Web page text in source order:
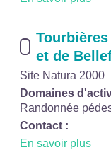
et de
Site Natura 2000
Domaines
Randonnée
Contact :
En savoir plus